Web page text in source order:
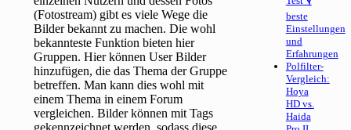
(Fotostream) gibt es viele Wege die
Bilder bekannt zu machen. Die wohl
bekannteste Funktion bieten hier
Gruppen. Hier können User Bilder
hinzufügen, die das Thema der Gruppe
betreffen. Man kann dies wohl mit
einem Thema in einem Forum
vergleichen. Bilder können mit Tags
gekennzeichnet werden, sodass diese
beste
Einstellungen
und
Erfahrungen
Polfilter-
Vergleich:
Hoya
HD vs.
Haida